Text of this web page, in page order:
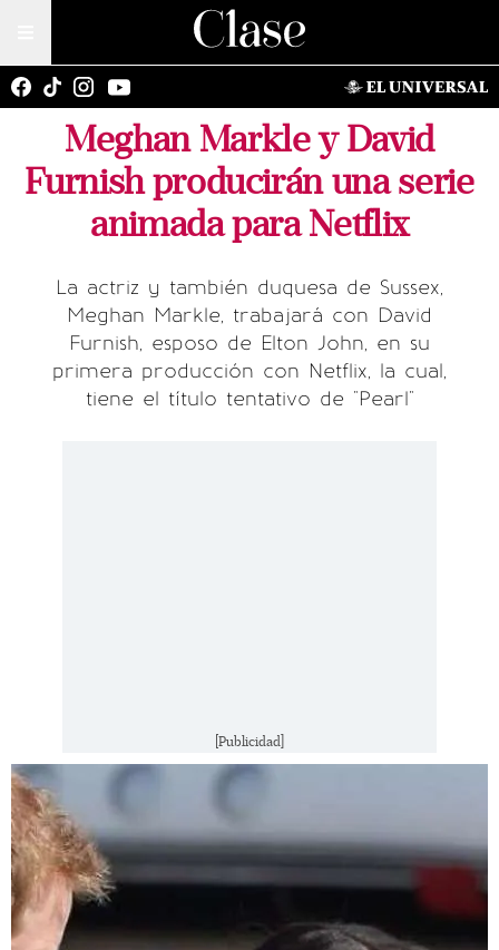
Meghan Markle y David
Furnish producirán una serie
animada para Netflix
La actriz y también duquesa de Sussex,
Meghan Markle, trabajará con David
Furnish, esposo de Elton John, en su
primera producción con Netflix, la cual,
tiene el título tentativo de "Pearl"
[Publicidad]